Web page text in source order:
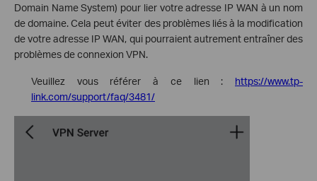
Domain Name System) pour lier votre adresse IP WAN à un nom
de domaine. Cela peut éviter des problèmes liés à la modification
de votre adresse IP WAN, qui pourraient autrement entraîner des
problèmes de connexion VPN.
Veuillez vous référer à ce lien : https://www.tp-
link.com/support/faq/3481/